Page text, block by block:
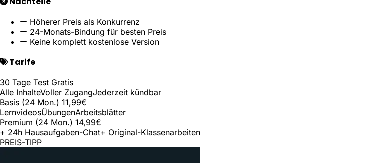
Höherer Preis als Konkurrenz
24-Monats-Bindung für besten Preis
Keine komplett kostenlose Version
Tarife
30 Tage Test Gratis
Alle InhalteVoller ZugangJederzeit kündbar
Basis (24 Mon.) 11,99€
LernvideosÜbungenArbeitsblätter
Premium (24 Mon.) 14,99€
+ 24h Hausaufgaben-Chat+ Original-Klassenarbeiten
PREIS-TIPP